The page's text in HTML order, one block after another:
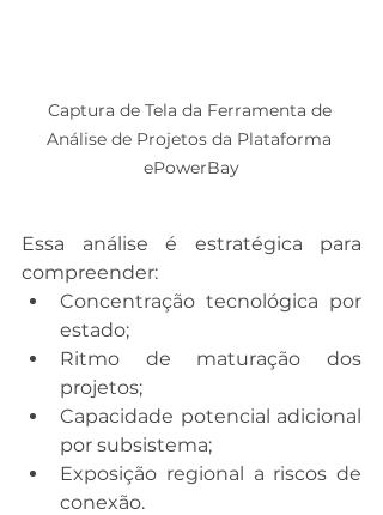
Captura de Tela da Ferramenta de
Análise de Projetos da Plataforma
ePowerBay
Essa análise é estratégica para
compreender:
Concentração tecnológica por
estado;
Ritmo de maturação dos
projetos;
Capacidade potencial adicional
por subsistema;
Exposição regional a riscos de
conexão.